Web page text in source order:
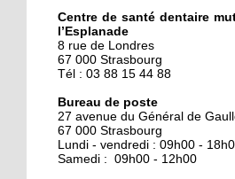
Centre de santé dentaire
l’Esplanade
8 rue de Londres
67 000 Strasbourg
Tél : 03 88 15 44 88
Bureau de poste
27 avenue du Général de
67 000 Strasbourg
Lundi - vendredi : 09h00 -
Samedi : 09h00 - 12h00